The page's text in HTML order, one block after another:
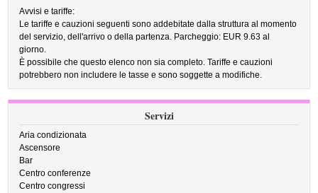
Avvisi e tariffe:
Le tariffe e cauzioni seguenti sono addebitate dalla struttura al momento
del servizio, dell'arrivo o della partenza. Parcheggio: EUR 9.63 al
giorno.
È possibile che questo elenco non sia completo. Tariffe e cauzioni
potrebbero non includere le tasse e sono soggette a modifiche.
Servizi
Aria condizionata
Ascensore
Bar
Centro conferenze
Centro congressi